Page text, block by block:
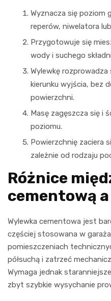
Wyznacza się poziom
reperów, niwelatora
Przygotowuje się
wody i suchego
Wylewkę
kierunku wyjścia, bez
powierzchni.
Masę zagęszcza się i
poziomu.
Powierzchnię zaciera
zależnie od rodzaju
Różnice
cementową
Wylewka cementowa jest
częściej stosowana w
pomieszczeniach
półsuchą i zatrzeć
Wymaga jednak
zbyt szybkie wysychanie